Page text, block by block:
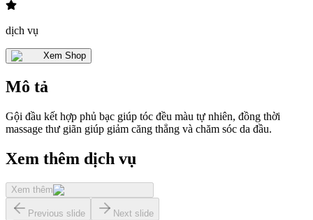
dịch vụ
Xem Shop
Mô tả
Gội đầu kết hợp phủ bạc giúp tóc đều màu tự nhiên, đồng thời
massage thư giãn giúp giảm căng thẳng và chăm sóc da đầu.
Xem thêm dịch vụ
Xem thêm
Previous slide Next slide